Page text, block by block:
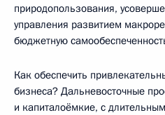
природопользования,
управления развитием
бюджетную
Как обеспечить
бизнеса? Дальневосточные
и капиталоёмкие, с